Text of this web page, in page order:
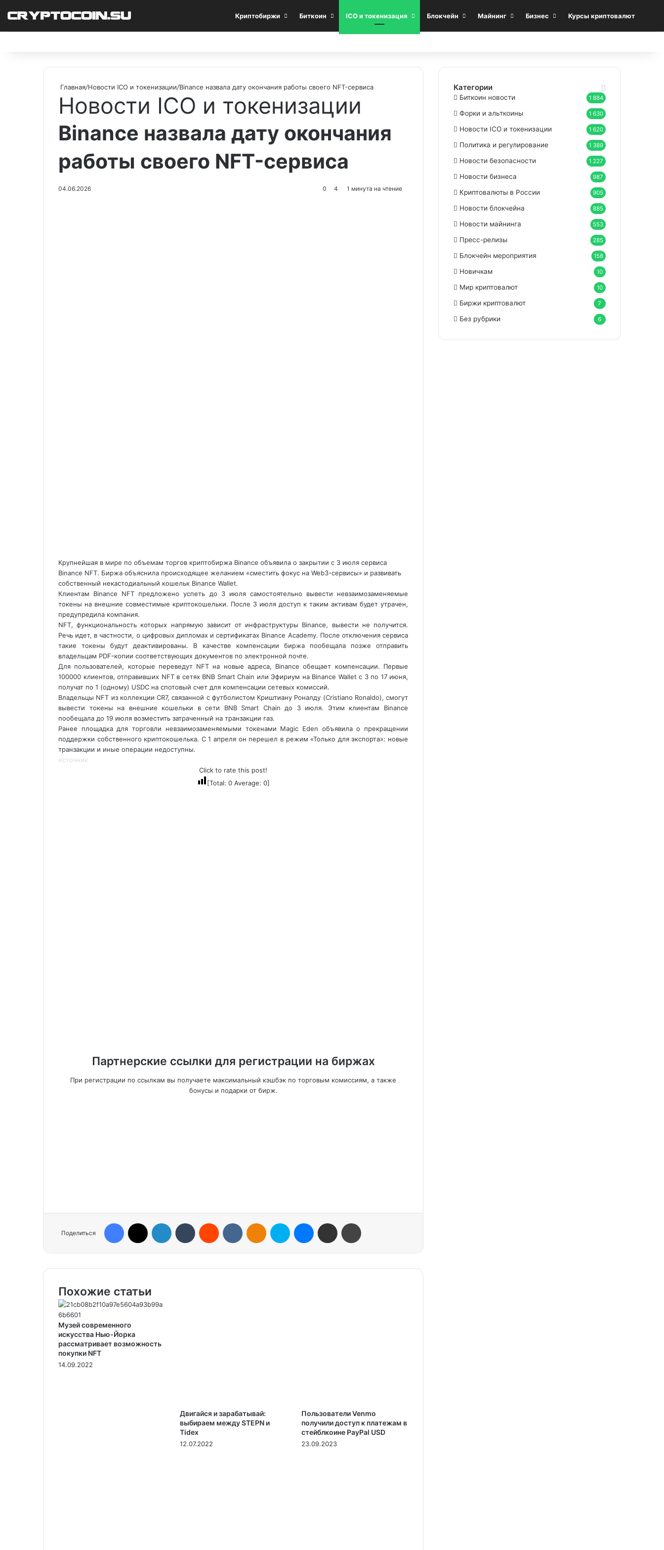
Криптобиржи Биткоин ICO и токенизация Блокчейн Майнинг Бизнес Курсы криптовалют
Главная/Новости ICO и токенизации/Binance назвала дату окончания работы своего NFT-сервиса
Новости ICO и токенизации
Binance назвала дату окончания
работы своего NFT-сервиса
04.06.2026 0 4 1 минута на чтение
Крупнейшая в мире по объемам торгов криптобиржа Binance объявила о закрытии с 3 июля сервиса
Binance NFT. Биржа объяснила происходящее желанием «сместить фокус на Web3-сервисы» и развивать
собственный некастодиальный кошельк Binance Wallet.
Клиентам Binance NFT предложено успеть до 3 июля самостоятельно вывести невзаимозаменяемые
токены на внешние совместимые криптокошельки. После 3 июля доступ к таким активам будет утрачен,
предупредила компания.
NFT, функциональность которых напрямую зависит от инфраструктуры Binance, вывести не получится.
Речь идет, в частности, о цифровых дипломах и сертификатах Binance Academy. После отключения сервиса
такие токены будут деактивированы. В качестве компенсации биржа пообещала позже отправить
владельцам PDF-копии соответствующих документов по электронной почте.
Для пользователей, которые переведут NFT на новые адреса, Binance обещает компенсации. Первые
100000 клиентов, отправивших NFT в сетях BNB Smart Chain или Эфириум на Binance Wallet с 3 по 17 июня,
получат по 1 (одному) USDC на спотовый счет для компенсации сетевых комиссий.
Владельцы NFT из коллекции CR7, связанной с футболистом Криштиану Роналду (Cristiano Ronaldo), смогут
вывести токены на внешние кошельки в сети BNB Smart Chain до 3 июля. Этим клиентам Binance
пообещала до 19 июля возместить затраченный на транзакции газ.
Ранее площадка для торговли невзаимозаменяемыми токенами Magic Eden объявила о прекращении
поддержки собственного криптокошелька. С 1 апреля он перешел в режим «Только для экспорта»: новые
транзакции и иные операции недоступны.
источник
Click to rate this post!
[Total: 0Average: 0]
Партнерские ссылки для регистрации на биржах
При регистрации по ссылкам вы получаете максимальный кэшбэк по торговым комиссиям, а также
бонусы и подарки от бирж.
Поделиться
Похожие статьи
Музей современного
искусства Нью-Йорка
рассматривает возможность
покупки NFT
14.09.2022
Двигайся и зарабатывай:
выбираем между STEPN и
Tidex
12.07.2022
Пользователи Venmo
получили доступ к платежам в
стейблкоине PayPal USD
23.09.2023
Категории
Биткоин новости 1 884
Форки и альткоины 1 630
Новости ICO и токенизации 1 620
Политика и регулирование 1 389
Новости безопасности 1 227
Новости бизнеса 987
Криптовалюты в России 905
Новости блокчейна 885
Новости майнинга 553
Пресс-релизы 285
Блокчейн мероприятия 158
Новичкам 10
Мир криптовалют 10
Биржи криптовалют 7
Без рубрики 6